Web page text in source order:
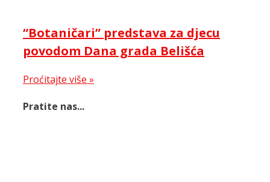
“Botaničari” predstava za djecu
povodom Dana grada Belišća
Proćitajte više »
Pratite nas...